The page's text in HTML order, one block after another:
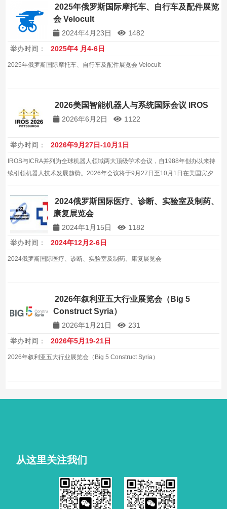
2025年俄罗斯国际摩托车、自行车及配件展览
会 Velocult
2024年4月23日
1482
举办时间：
2025年4 月4-6日
2025年俄罗斯国际摩托车、自行车及配件展览会 Velocult
2026美国智能机器人与系统国际会议 IROS
2026年6月2日 1122
举办时间： 2026年9月27日-10月1日
IROS与ICRA并列为全球机器人领域两大顶级学术会议，自1988年创办以来持
续引领机器人技术发展趋势。2026年会议将于9月27日至10月1日在美国宾夕
法尼亚州匹兹堡David L. Lawrence会展中心举行。
2024俄罗斯国际医疗、诊断、实验室及制药、
康复展览会
2024年1月15日
1182
举办时间：
2024年12月2-6日
2024俄罗斯国际医疗、诊断、实验室及制药、康复展览会
2026年叙利亚五大行业展览会（Big 5
Construct Syria）
2026年1月21日
231
举办时间：
2026年5月19-21日
2026年叙利亚五大行业展览会（Big 5 Construct Syria）
从这里关注我们